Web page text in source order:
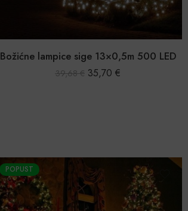
Božićne lampice sige 13×0,5m 500 LED
39,68€ 35,70 €
POPUST